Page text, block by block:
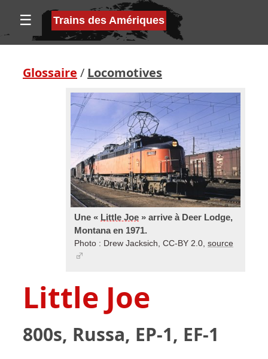
☰ Trains des Amériques
Glossaire / Locomotives
Une « Little Joe » arrive à Deer Lodge,
Montana en 1971.
Photo : Drew Jacksich, CC-BY 2.0, source
Little Joe
800s, Russa, EP-1, EF-1